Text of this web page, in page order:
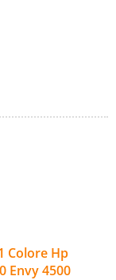
Colore Hp
Envy 4500